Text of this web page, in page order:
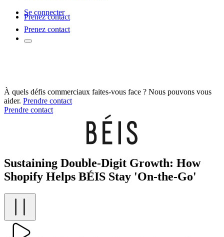
Se connecter
Prenez contact
Prenez contact
À quels défis commerciaux faites-vous face ? Nous pouvons vous
aider. Prendre contact
Prendre contact
Sustaining Double-Digit Growth: How
Shopify Helps BÉIS Stay 'On-the-Go'